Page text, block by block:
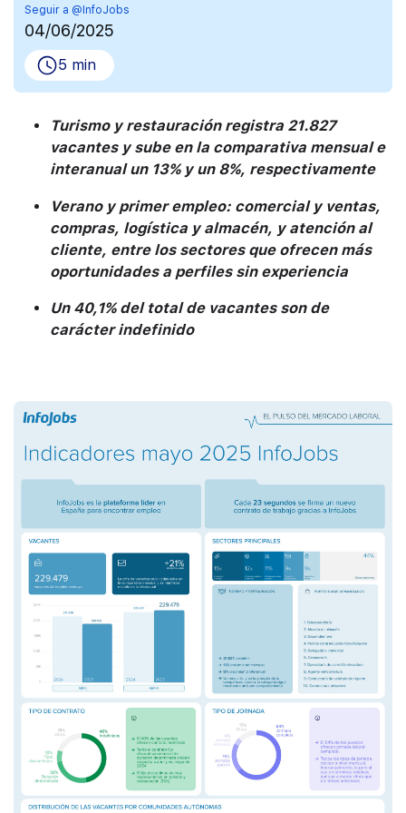
Seguir a @InfoJobs
04/06/2025
5 min
Turismo y restauración registra 21.827
vacantes y sube en la comparativa mensual e
interanual un 13% y un 8%, respectivamente
Verano y primer empleo: comercial y ventas,
compras, logística y almacén, y atención al
cliente, entre los sectores que ofrecen más
oportunidades a perfiles sin experiencia
Un 40,1% del total de vacantes son de
carácter indefinido